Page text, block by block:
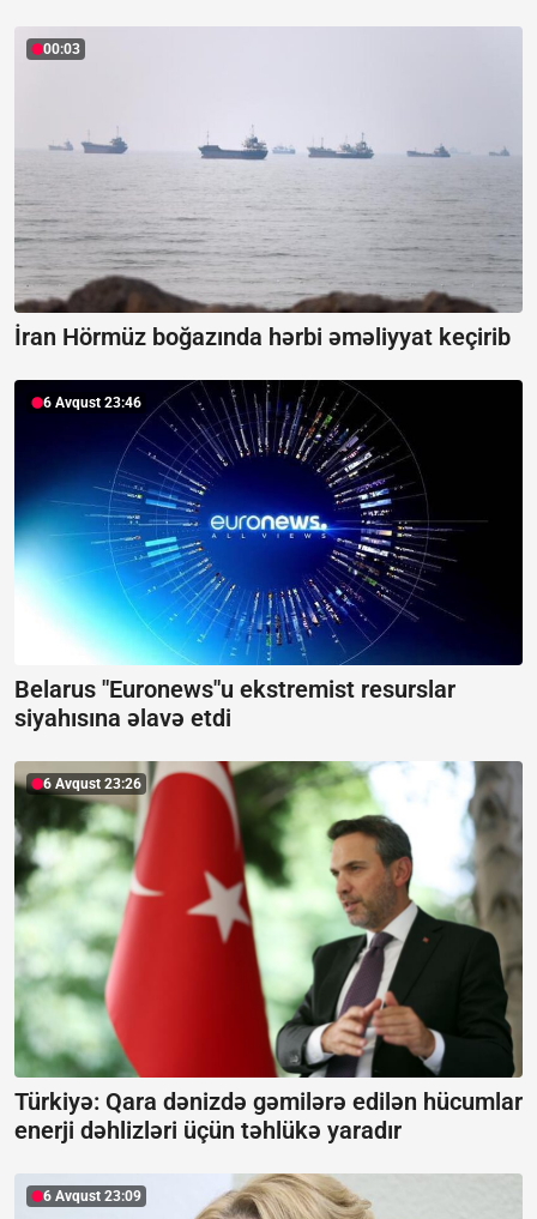
00:03
İran Hörmüz boğazında hərbi əməliyyat keçirib
6 Avqust 23:46
Belarus "Euronews"u ekstremist resurslar
siyahısına əlavə etdi
6 Avqust 23:26
Türkiyə: Qara dənizdə gəmilərə edilən hücumlar
enerji dəhlizləri üçün təhlükə yaradır
6 Avqust 23:09